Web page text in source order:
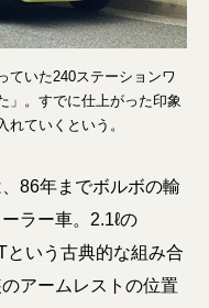
ていた240ステーションワ
」。すでに仕上がった印象
ていくという。
86年までボルボの輸
ラー車。2.1ℓの
という古典的な組み合
アームレストの位置